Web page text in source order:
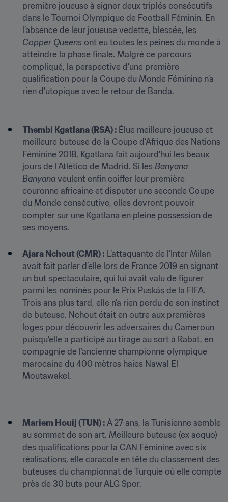
première joueuse à signer deux triplés consécutifs
dans le Tournoi Olympique de Football Féminin. En
Copper Queens ont eu toutes les peines du monde à
atteindre la phase finale. Malgré ce parcours
compliqué, la perspective d'une première
qualification pour la Coupe du Monde Féminine n’a
rien d'utopique avec le retour de Banda.
Thembi Kgatlana (RSA) : Élue meilleure joueuse et
meilleure buteuse de la Coupe d’Afrique des Nations
Féminine 2018, Kgatlana fait aujourd'hui les beaux
jours de l’Atlético de Madrid. Si les Banyana
Banyana veulent enfin coiffer leur première
couronne africaine et disputer une seconde Coupe
du Monde consécutive, elles devront pouvoir
compter sur une Kgatlana en pleine possession de
ses moyens.
Ajara Nchout (CMR) : L’attaquante de l’Inter Milan
avait fait parler d’elle lors de France 2019 en signant
un but spectaculaire, qui lui avait valu de figurer
parmi les nominés pour le Prix Puskás de la FIFA.
Trois ans plus tard, elle n’a rien perdu de son instinct
de buteuse. Nchout était en outre aux premières
loges pour découvrir les adversaires du Cameroun
puisqu'elle a participé au tirage au sort à Rabat, en
compagnie de l’ancienne championne olympique
marocaine du 400 mètres haies Nawal El
Moutawakel.
Mariem Houij (TUN) : À 27 ans, la Tunisienne semble
au sommet de son art. Meilleure buteuse (ex aequo)
des qualifications pour la CAN Féminine avec six
réalisations, elle caracole en tête du classement des
buteuses du championnat de Turquie où elle compte
près de 30 buts pour ALG Spor.